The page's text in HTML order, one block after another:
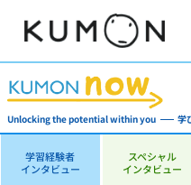
Unlocking the potential within you 学
学習経験者
インタビュー
スペシャル
インタビュー